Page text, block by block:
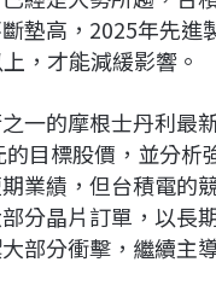
墊高，2025年先進
，才能減緩影響。
一的摩根士丹利最
的目標股價，並分析
業績，但台積電的
分晶片訂單，以長
部分衝擊，繼續主